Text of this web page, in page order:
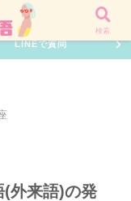
方法を伝授！
LINEで質問
(外来語)の発
検索